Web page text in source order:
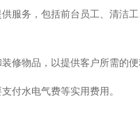
服务，包括前台员工、清洁
修物品，以提供客户所需的
付水电气费等实用费用。